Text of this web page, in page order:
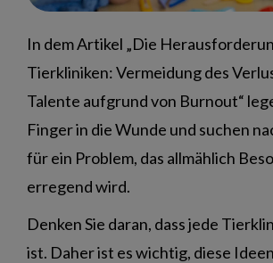
In dem Artikel „Die
Tierkliniken: Vermeidung des
Talente aufgrund von Burnout“
Finger in die Wunde und suchen
für ein Problem, das allmählich
erregend wird.
Denken Sie daran, dass jede
ist. Daher ist es wichtig, diese